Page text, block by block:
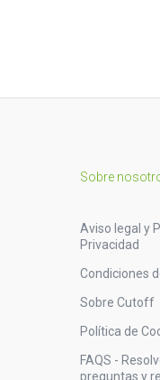
Sobre
Aviso legal y
Privacidad
Condiciones
Sobre Cutoff
Política de
FAQS -
preguntas y